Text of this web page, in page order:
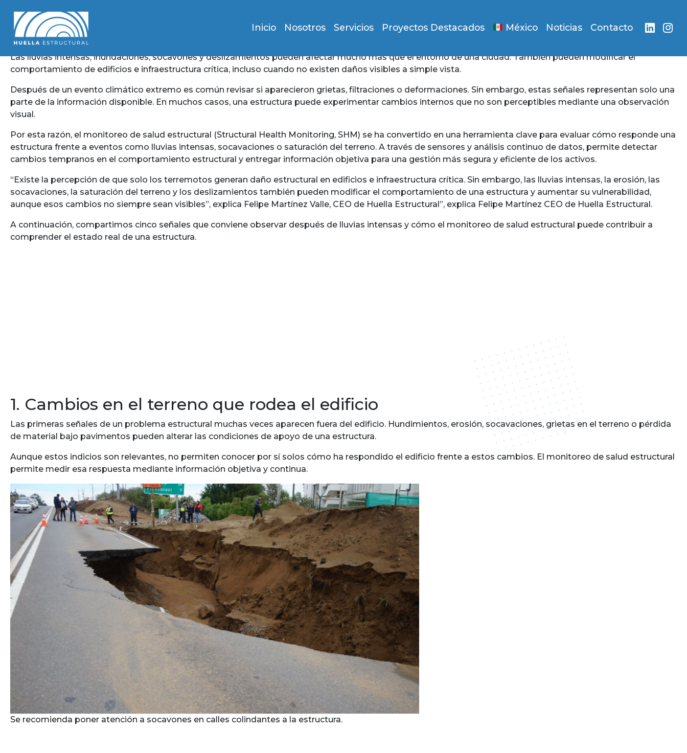
Inicio Nosotros Servicios Proyectos Destacados México Noticias Contacto
Las lluvias intensas, inundaciones, socavones y deslizamientos pueden afectar mucho más que el entorno de una ciudad. También pueden modificar el
comportamiento de edificios e infraestructura crítica, incluso cuando no existen daños visibles a simple vista.
Después de un evento climático extremo es común revisar si aparecieron grietas, filtraciones o deformaciones. Sin embargo, estas señales representan solo una
parte de la información disponible. En muchos casos, una estructura puede experimentar cambios internos que no son perceptibles mediante una observación
visual.
Por esta razón, el monitoreo de salud estructural (Structural Health Monitoring, SHM) se ha convertido en una herramienta clave para evaluar cómo responde una
estructura frente a eventos como lluvias intensas, socavaciones o saturación del terreno. A través de sensores y análisis continuo de datos, permite detectar
cambios tempranos en el comportamiento estructural y entregar información objetiva para una gestión más segura y eficiente de los activos.
“Existe la percepción de que solo los terremotos generan daño estructural en edificios e infraestructura crítica. Sin embargo, las lluvias intensas, la erosión, las
socavaciones, la saturación del terreno y los deslizamientos también pueden modificar el comportamiento de una estructura y aumentar su vulnerabilidad,
aunque esos cambios no siempre sean visibles”, explica Felipe Martínez Valle, CEO de Huella Estructural”, explica Felipe Martínez CEO de Huella Estructural.
A continuación, compartimos cinco señales que conviene observar después de lluvias intensas y cómo el monitoreo de salud estructural puede contribuir a
comprender el estado real de una estructura.
1. Cambios en el terreno que rodea el edificio
Las primeras señales de un problema estructural muchas veces aparecen fuera del edificio. Hundimientos, erosión, socavaciones, grietas en el terreno o pérdida
de material bajo pavimentos pueden alterar las condiciones de apoyo de una estructura.
Aunque estos indicios son relevantes, no permiten conocer por sí solos cómo ha respondido el edificio frente a estos cambios. El monitoreo de salud estructural
permite medir esa respuesta mediante información objetiva y continua.
Se recomienda poner atención a socavones en calles colindantes a la estructura.